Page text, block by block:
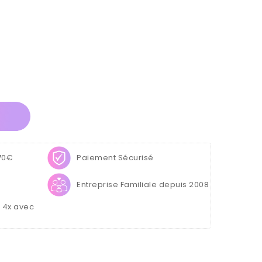
Paiement Sécurisé
Entreprise Familiale depuis 2008
4x avec